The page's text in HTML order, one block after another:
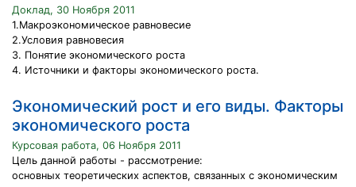
Доклад, 30 Ноября 2011
1.Макроэкономическое равновесие
2.Условия равновесия
3. Понятие экономического роста
4. Источники и факторы экономического роста.
Экономический рост и его виды. Факторы
экономического роста
Курсовая работа, 06 Ноября 2011
Цель данной работы - рассмотрение:
основных теоретических аспектов, связанных с экономическим